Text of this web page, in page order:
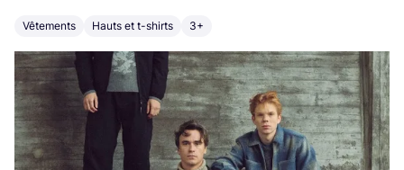
Vêtements Hauts et t-shirts 3+